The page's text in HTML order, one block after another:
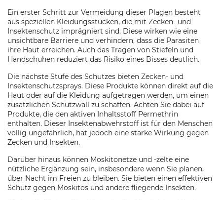
Ein erster Schritt zur Vermeidung dieser Plagen besteht
aus speziellen Kleidungsstücken, die mit Zecken- und
Insektenschutz imprägniert sind. Diese wirken wie eine
unsichtbare Barriere und verhindern, dass die Parasiten
ihre Haut erreichen. Auch das Tragen von Stiefeln und
Handschuhen reduziert das Risiko eines Bisses deutlich.
Die nächste Stufe des Schutzes bieten Zecken- und
Insektenschutzsprays. Diese Produkte können direkt auf die
Haut oder auf die Kleidung aufgetragen werden, um einen
zusätzlichen Schutzwall zu schaffen. Achten Sie dabei auf
Produkte, die den aktiven Inhaltsstoff Permethrin
enthalten. Dieser Insektenabwehrstoff ist für den Menschen
völlig ungefährlich, hat jedoch eine starke Wirkung gegen
Zecken und Insekten.
Darüber hinaus können Moskitonetze und -zelte eine
nützliche Ergänzung sein, insbesondere wenn Sie planen,
über Nacht im Freien zu bleiben. Sie bieten einen effektiven
Schutz gegen Moskitos und andere fliegende Insekten.